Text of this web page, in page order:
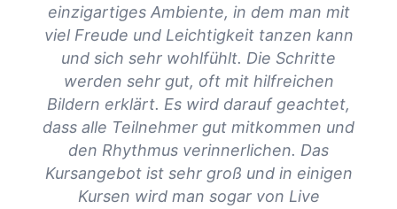
einzigartiges Ambiente, in dem man mit
viel Freude und Leichtigkeit tanzen kann
und sich sehr wohlfühlt. Die Schritte
werden sehr gut, oft mit hilfreichen
Bildern erklärt. Es wird darauf geachtet,
dass alle Teilnehmer gut mitkommen und
den Rhythmus verinnerlichen. Das
Kursangebot ist sehr groß und in einigen
Kursen wird man sogar von Live